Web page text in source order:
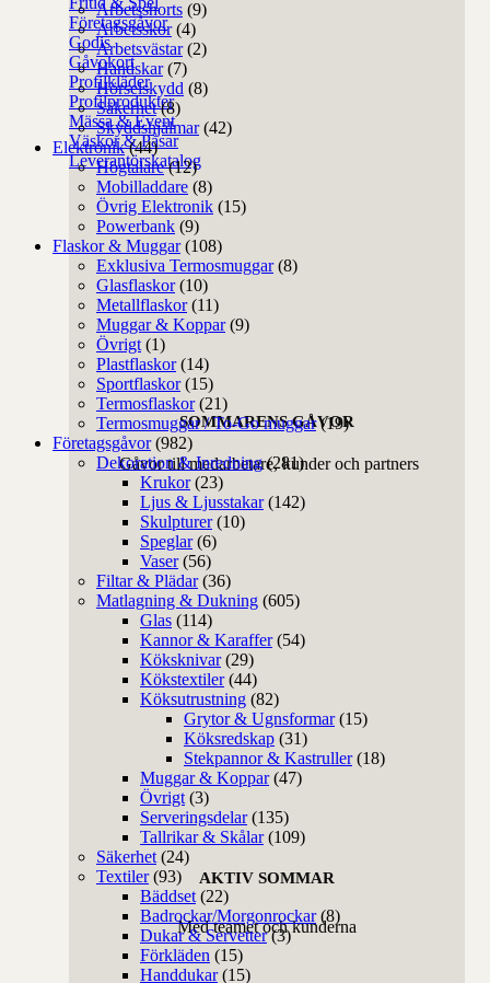
Företagsgåvor
Godis
Gåvokort
Profilkläder
Profilprodukter
Mässa & Event
Väskor & Påsar
Leverantörskatalog
SOMMARENS GÅVOR
Gåvor till medarbetare, kunder och partners
AKTIV SOMMAR
Med teamet och kunderna
Arbetsshorts (9)
Arbetsskor (4)
Arbetsvästar (2)
Handskar (7)
Hörselskydd (8)
Säkerhet (8)
Skyddshjälmar (42)
Elektronik (44)
Högtalare (12)
Mobilladdare (8)
Övrig Elektronik (15)
Powerbank (9)
Flaskor & Muggar (108)
Exklusiva Termosmuggar (8)
Glasflaskor (10)
Metallflaskor (11)
Muggar & Koppar (9)
Övrigt (1)
Plastflaskor (14)
Sportflaskor (15)
Termosflaskor (21)
Termosmuggar / To-Go muggar (19)
Företagsgåvor (982)
Dekoration & Inredning (281)
Krukor (23)
Ljus & Ljusstakar (142)
Skulpturer (10)
Speglar (6)
Vaser (56)
Filtar & Plädar (36)
Matlagning & Dukning (605)
Glas (114)
Kannor & Karaffer (54)
Köksknivar (29)
Kökstextiler (44)
Köksutrustning (82)
Grytor & Ugnsformar (15)
Köksredskap (31)
Stekpannor & Kastruller (18)
Muggar & Koppar (47)
Övrigt (3)
Serveringsdelar (135)
Tallrikar & Skålar (109)
Säkerhet (24)
Textiler (93)
Bäddset (22)
Badrockar/Morgonrockar (8)
Dukar & Servetter (3)
Förkläden (15)
Handdukar (15)